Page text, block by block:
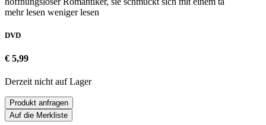
mehr lesen weniger lesen
DVD
€ 5,99
Derzeit nicht auf Lager
Produkt anfragen
Auf die Merkliste